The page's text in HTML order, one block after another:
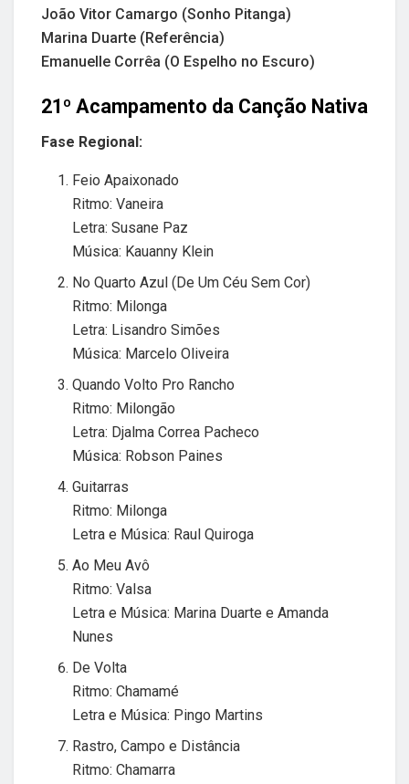
João Vitor Camargo (Sonho Pitanga)
Marina Duarte (Referência)
Emanuelle Corrêa (O Espelho no Escuro)
21º Acampamento da Canção Nativa
Fase Regional:
Feio Apaixonado
Ritmo: Vaneira
Letra: Susane Paz
Música: Kauanny Klein
No Quarto Azul (De Um Céu Sem Cor)
Ritmo: Milonga
Letra: Lisandro Simões
Música: Marcelo Oliveira
Quando Volto Pro Rancho
Ritmo: Milongão
Letra: Djalma Correa Pacheco
Música: Robson Paines
Guitarras
Ritmo: Milonga
Letra e Música: Raul Quiroga
Ao Meu Avô
Ritmo: Valsa
Letra e Música: Marina Duarte e Amanda
Nunes
De Volta
Ritmo: Chamamé
Letra e Música: Pingo Martins
Rastro, Campo e Distância
Ritmo: Chamarra